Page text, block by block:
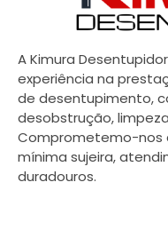
A Kimura
experiência na
de desentupimento,
desobstrução,
Comprometemo-nos
mínima sujeira,
duradouros.